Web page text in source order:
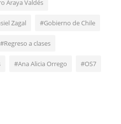
Araya Valdés
Zagal #Gobierno de Chile
#Regreso a clases
#Ana Alicia Orrego #OS7